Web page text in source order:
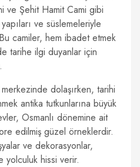
ve Şehit Hamit Cami gibi
ve süslemeleriyle
camiler, hem ibadet etmek
tarihe ilgi duyanlar için
dolaşırken, tarihi
antika tutkunlarına büyük
Osmanlı dönemine ait
edilmiş güzel örneklerdir.
ve dekorasyonlar,
yolculuk hissi verir.